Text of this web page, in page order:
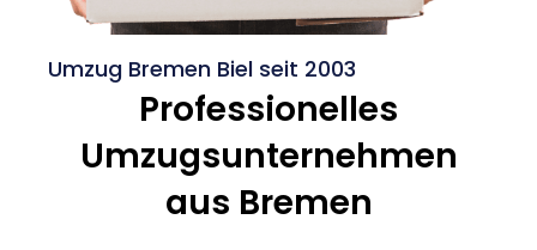
Umzug Bremen Biel seit 2003
Professionelles
Umzugsunternehmen
aus Bremen